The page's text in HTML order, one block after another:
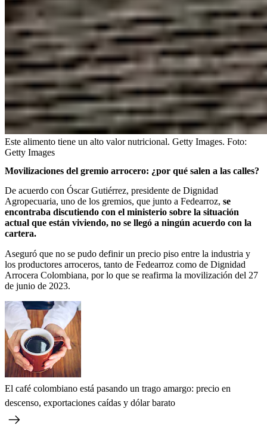
Este alimento tiene un alto valor nutricional. Getty Images. Foto:
Getty Images
Movilizaciones del gremio arrocero: ¿por qué salen a las calles?
De acuerdo con Óscar Gutiérrez, presidente de Dignidad
Agropecuaria, uno de los gremios, que junto a Fedearroz, se
encontraba discutiendo con el ministerio sobre la situación
actual que están viviendo, no se llegó a ningún acuerdo con la
cartera.
Aseguró que no se pudo definir un precio piso entre la industria y
los productores arroceros, tanto de Fedearroz como de Dignidad
Arrocera Colombiana, por lo que se reafirma la movilización del 27
de junio de 2023.
El café colombiano está pasando un trago amargo: precio en
descenso, exportaciones caídas y dólar barato